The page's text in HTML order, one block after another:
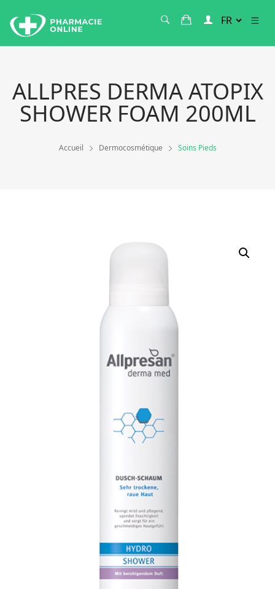
ALLPRES DERMA ATOPIX
SHOWER FOAM 200ML
Accueil Dermocosmétique Soins Pieds